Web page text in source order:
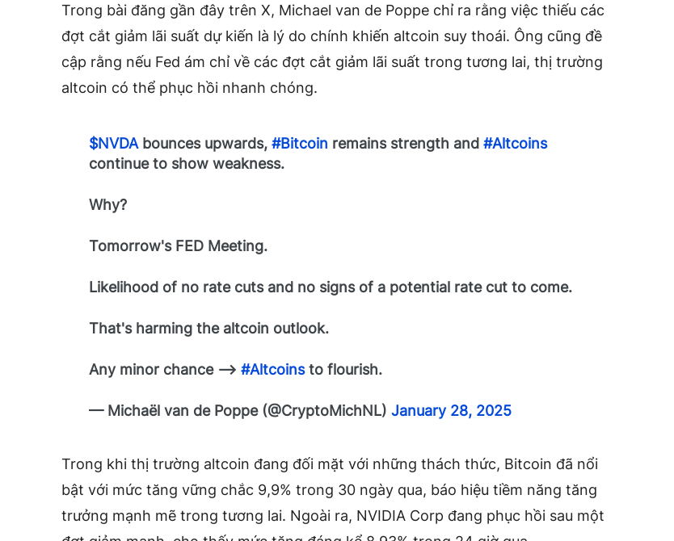
Trong bài đăng gần đây trên X, Michael van de Poppe chỉ ra rằng việc thiếu các
đợt cắt giảm lãi suất dự kiến ​​là lý do chính khiến altcoin suy thoái. Ông cũng đề
cập rằng nếu Fed ám chỉ về các đợt cắt giảm lãi suất trong tương lai, thị trường
altcoin có thể phục hồi nhanh chóng.
$NVDA bounces upwards,#Bitcoin remains strength and#Altcoins
continue to show weakness.
Why?
Tomorrow's FED Meeting.
Likelihood of no rate cuts and no signs of a potential rate cut to come.
That's harming the altcoin outlook.
Any minor chance –>#Altcoinsto flourish.
— Michaël van de Poppe (@CryptoMichNL)January 28, 2025
Trong khi thị trường altcoin đang đối mặt với những thách thức, Bitcoin đã nổi
bật với mức tăng vững chắc 9,9% trong 30 ngày qua, báo hiệu tiềm năng tăng
trưởng mạnh mẽ trong tương lai. Ngoài ra, NVIDIA Corp đang phục hồi sau một